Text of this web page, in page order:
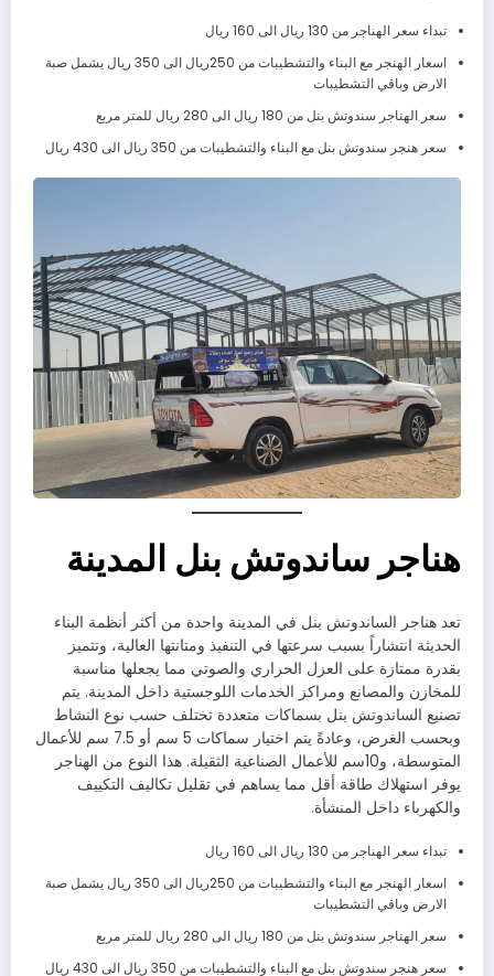
تبداء سعر الهناجر من 130 ريال الى 160 ريال
اسعار الهنجر مع البناء والتشطيبات من 250ريال الى 350 ريال يشمل صبة
الارض وباقي التشطيبات
سعر الهناجر سندوتش بنل من 180 ريال الى 280 ريال للمتر مربع
سعر هنجر سندوتش بنل مع البناء والتشطيبات من 350 ريال الى 430 ريال
هناجر ساندوتش بنل المدينة
تعد هناجر الساندوتش بنل في المدينة واحدة من أكثر أنظمة البناء
الحديثة انتشاراً بسبب سرعتها في التنفيذ ومتانتها العالية، وتتميز
بقدرة ممتازة على العزل الحراري والصوتي مما يجعلها مناسبة
للمخازن والمصانع ومراكز الخدمات اللوجستية داخل المدينة. يتم
تصنيع الساندوتش بنل بسماكات متعددة تختلف حسب نوع النشاط
وبحسب الغرض، وعادةً يتم اختيار سماكات 5 سم أو 7.5 سم للأعمال
المتوسطة، و10سم للأعمال الصناعية الثقيلة. هذا النوع من الهناجر
يوفر استهلاك طاقة أقل مما يساهم في تقليل تكاليف التكييف
والكهرباء داخل المنشأة.
تبداء سعر الهناجر من 130 ريال الى 160 ريال
اسعار الهنجر مع البناء والتشطيبات من 250ريال الى 350 ريال يشمل صبة
الارض وباقي التشطيبات
سعر الهناجر سندوتش بنل من 180 ريال الى 280 ريال للمتر مربع
سعر هنجر سندوتش بنل مع البناء والتشطيبات من 350 ريال الى 430 ريال